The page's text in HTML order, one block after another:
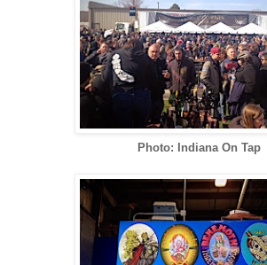
Photo: Indiana On Tap